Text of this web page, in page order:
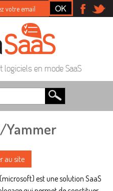
logiciels en mode SaaS
Yammer
au site
est une solution SaaS